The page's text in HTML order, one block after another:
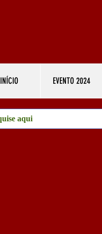
INÍCIO EVENTO 2024